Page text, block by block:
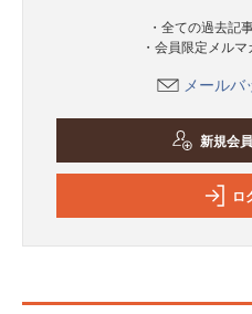
・全ての過去記
・会員限定メル
メール
新規会
ロ